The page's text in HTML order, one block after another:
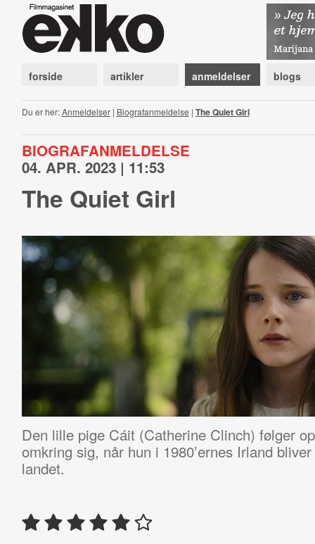
forside artikler anmeldelser blogs
Du er her:Anmeldelser| Biografanmeldelse | The Quiet Girl
BIOGRAFANMELDELSE
04. APR. 2023 | 11:53
The Quiet Girl
Den lille pige Cáit (Catherine Clinch) følger
omkring sig, når hun i 1980’ernes Irland
landet.